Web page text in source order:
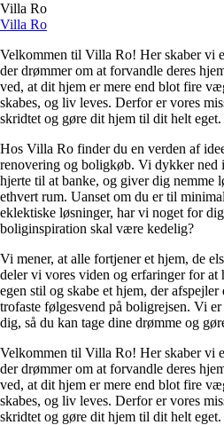
Villa Ro
Villa Ro
Velkommen til Villa Ro! Her skaber vi
der drømmer om at forvandle deres
ved, at dit hjem er mere end blot fire
skabes, og liv leves. Derfor er vores
skridtet og gøre dit hjem til dit helt eget.
Hos Villa Ro finder du en verden af
renovering og boligkøb. Vi dykker ned
hjerte til at banke, og giver dig nemme
ethvert rum. Uanset om du er til
eklektiske løsninger, har vi noget for
boliginspiration skal være kedelig?
Vi mener, at alle fortjener et hjem, de
deler vi vores viden og erfaringer for
egen stil og skabe et hjem, der
trofaste følgesvend på boligrejsen. Vi
dig, så du kan tage dine drømme og
Velkommen til Villa Ro! Her skaber vi
der drømmer om at forvandle deres
ved, at dit hjem er mere end blot fire
skabes, og liv leves. Derfor er vores
skridtet og gøre dit hjem til dit helt eget.